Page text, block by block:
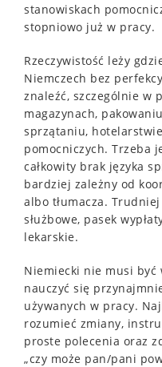
stanowiskach
stopniowo już w pracy.
Rzeczywistość leży
Niemczech bez
znaleźć, szczególnie w
magazynach,
sprzątaniu,
pomocniczych. Trzeba
całkowity brak języka
bardziej zależny od
albo tłumacza.
służbowe, pasek
lekarskie.
Niemiecki nie musi
nauczyć się
używanych w pracy.
rozumieć zmiany,
proste polecenia oraz
„czy może pan/pani